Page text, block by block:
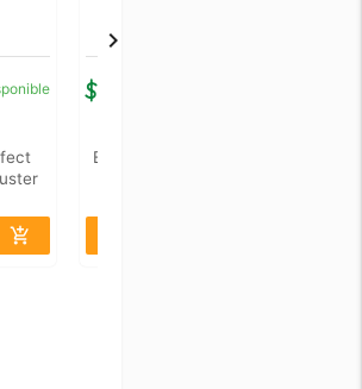
add_shopping_cart
$75.00
Espuma Limpiadora Perfect